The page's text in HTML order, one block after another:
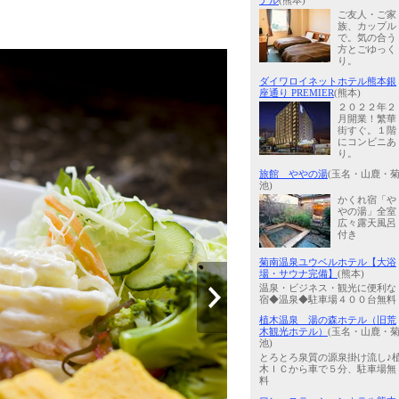
ご友人・ご家
族、カップル
で。気の合う
方とごゆっく
り。
ダイワロイネットホテル熊本銀
座通り PREMIER(熊本)
２０２２年２
月開業！繁華
街すぐ。１階
にコンビニあ
り。
旅館 ややの湯(玉名・山鹿・菊
池)
かくれ宿「や
やの湯」全室
広々露天風呂
付き
菊南温泉ユウベルホテル【大浴
場・サウナ完備】 (熊本)
温泉・ビジネス・観光に便利な
宿◆温泉◆駐車場４００台無料
植木温泉 湯の森ホテル（旧荒
木観光ホテル） (玉名・山鹿・菊
池)
とろとろ泉質の源泉掛け流し♪
木ＩＣから車で５分、駐車場無
料